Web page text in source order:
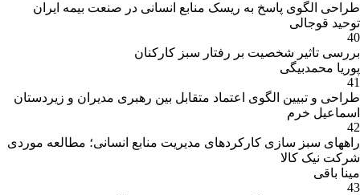
طراحی الگوی پاسخ به ریسک منابع انسانی در صنعت بیمه ایران
توحید قوجالی
40
بررسی تاثیر شخصیت بر رفتار سبز کارکنان
پوریا محمدبیگی
41
طراحی و تبیین الگوی اعتماد متقابل بین رهبری مدیران و زیردستان
اسماعیل خرم
42
راههای سبز سازی کارکردهای مدیریت منابع انسانی؛ مطالعه موردی
شرکت نیک کالا
مینا باقی
43